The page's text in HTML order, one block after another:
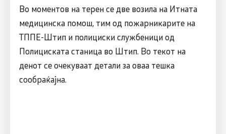
Во моментов на терен се две возила на Итната
медицинска помош, тим од пожарникарите на
ТППЕ-Штип и полициски службеници од
Полициската станица во Штип. Во текот на
денот се очекуваат детали за оваа тешка
сообраќајна.